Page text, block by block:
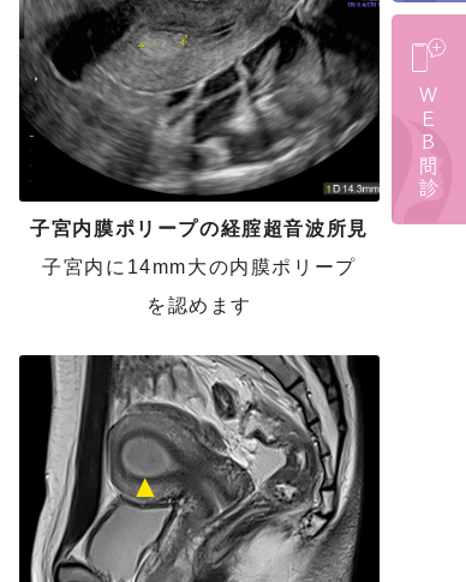
ＷＥＢ問診
子宮内膜ポリープの経腟超音波所見
子宮内に14mm大の内膜ポリープ
を認めます